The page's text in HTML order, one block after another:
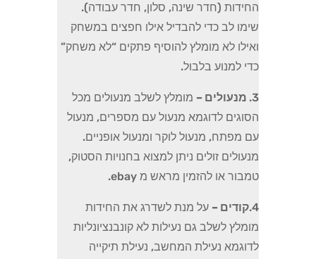
החידות (חדר שינה, סלון, חדר עבודה).
שימו לב כדי להבדיל אילו חפצים במשחק
ואילו לא מומלץ להוסיף פתקים “לא משחק”
כדי למנוע בלבול.
3. מנעולים – מומלץ לשלב מנעולים מכל
הסוגים לדוגמא מנעול עם מספרים, מנעול
עם מפתח, מנעול לוקר ומנעול אופניים.
מנעולים זולים ניתן למצוא בחנויות הסטוק,
טמבור או להזמין מראש מ ebay.
4. קודים – על מנת לשדרג את החידות
מומלץ לשלב גם נעילות לא קונבנציונליות
לדוגמא נעילת המחשב, נעילת תיקייה